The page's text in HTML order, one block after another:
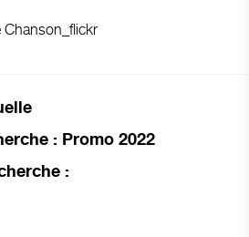
: Promo 2022
: